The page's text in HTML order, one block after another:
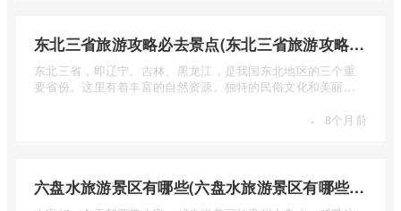
东北三省旅游攻略必去景点(东北三省旅游攻略必去景点视频介绍)
东北三省，即辽宁、吉林、黑龙江，是我国东北地区的三个重
要省份。这里有着丰富的自然资源、独特的民俗文化和美丽的
· 8个月前
六盘水旅游景区有哪些(六盘水旅游景区有哪些景点值得去)